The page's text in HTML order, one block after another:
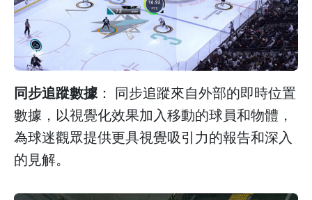
同步追蹤數據 ： 同步追蹤來自外部的即時位置
數據，以視覺化效果加入移動的球員和物體，
為球迷觀眾提供更具視覺吸引力的報告和深入
的見解。